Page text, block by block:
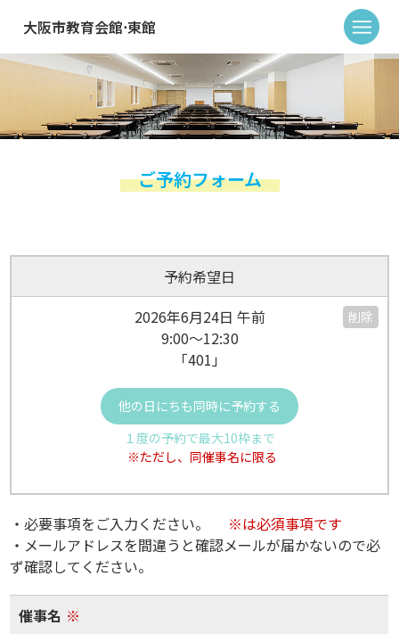
大阪市教育会館⋅東館
ご予約フォーム
予約希望日
2026年6月24日 午前
9:00～12:30
「401」
削除
他の日にちも同時に予約する
１度の予約で最大10枠まで
※ただし、同催事名に限る
・必要事項をご入力ください。
※は必須事項です
・メールアドレスを間違うと確認メールが届かないので必
ず確認してください。
催事名 ※